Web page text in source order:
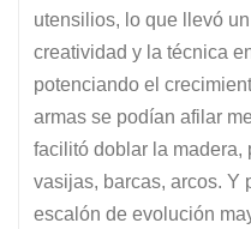
utensilios, lo que llevó
creatividad y la técnica
potenciando el
armas se podían afilar
facilitó doblar la madera,
vasijas, barcas, arcos. Y
escalón de evolución